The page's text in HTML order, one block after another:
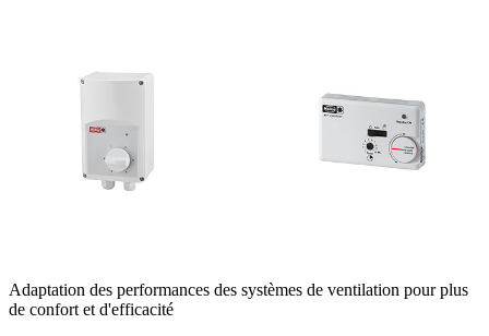
Adaptation des performances des systèmes de ventilation pour plus
de confort et d'efficacité